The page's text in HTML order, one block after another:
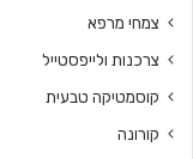
צמחי מרפא
צרכנות ולייפסטייל
קוסמטיקה טבעית
קורונה